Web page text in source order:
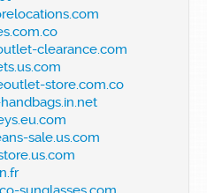
clearance.com
store.com.co
sale.us.com